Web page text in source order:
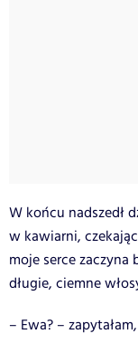
W końcu nadszedł
w kawiarni,
moje serce zaczyna
długie, ciemne
– Ewa? –